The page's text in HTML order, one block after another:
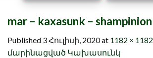
mar – kaxasunk – shampinion
Published 3 Հուլիսի, 2020at 1182 × 1182
մարինացված Կախասունկ